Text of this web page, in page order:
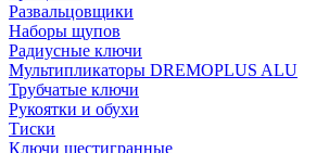
Развальцовщики
Наборы щупов
Радиусные ключи
Мультипликаторы DREMOPLUS ALU
Трубчатые ключи
Рукоятки и обухи
Тиски
Ключи шестигранные